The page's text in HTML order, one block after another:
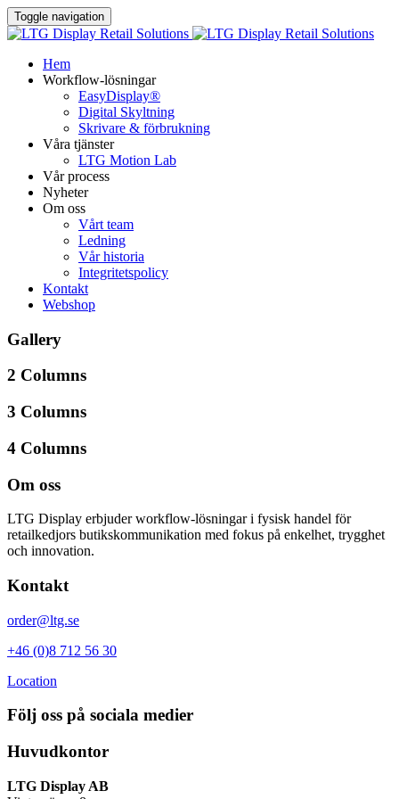
Toggle navigation
Hem
Workflow-lösningar
EasyDisplay®​
Digital Skyltning
Skrivare & förbrukning
Våra tjänster
LTG Motion Lab
Vår process
Nyheter
Om oss
Vårt team
Ledning
Vår historia
Integritetspolicy
Kontakt
Webshop
Gallery
2 Columns
3 Columns
4 Columns
Om oss
LTG Display erbjuder workflow-lösningar i fysisk handel för
retailkedjors butikskommunikation med fokus på enkelhet, trygghet
och innovation.
Kontakt
order@ltg.se
+46 (0)8 712 56 30
Location
Följ oss på sociala medier
Huvudkontor
LTG Display AB